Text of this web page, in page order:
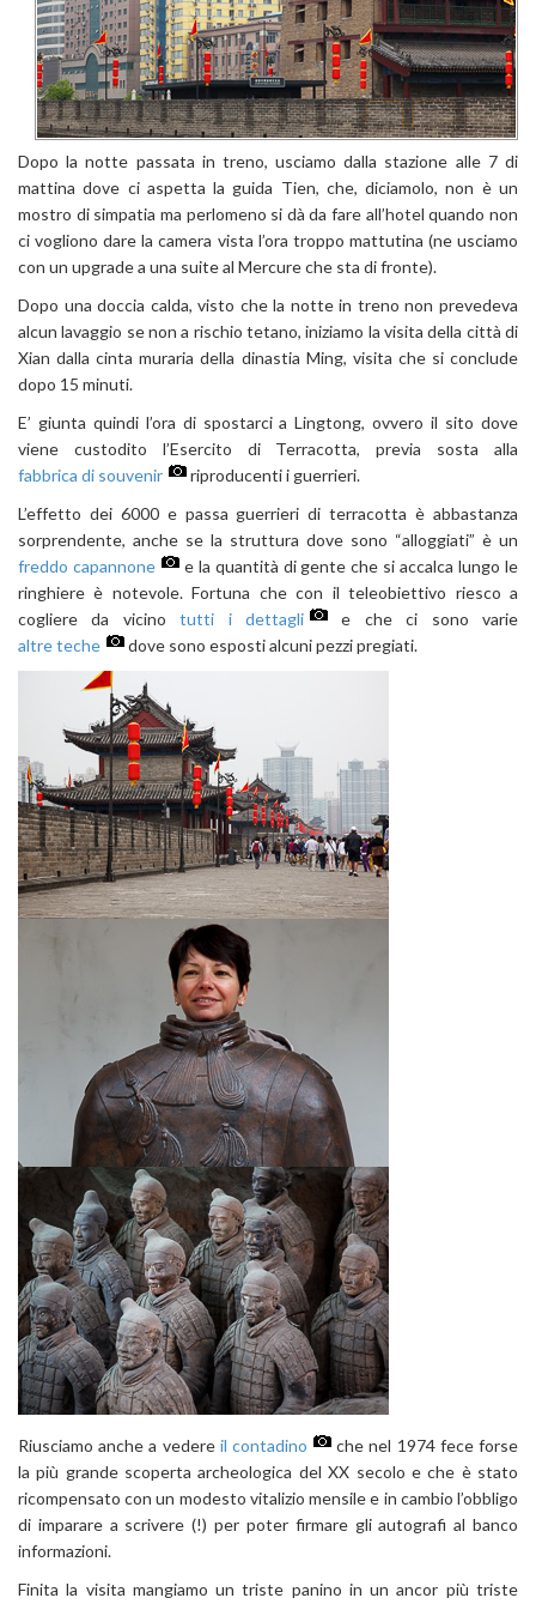
Dopo la notte passata in treno, usciamo dalla stazione alle 7 di
mattina dove ci aspetta la guida Tien, che, diciamolo, non è un
mostro di simpatia ma perlomeno si dà da fare all’hotel quando non
ci vogliono dare la camera vista l’ora troppo mattutina (ne usciamo
con un upgrade a una suite al Mercure che sta di fronte).
Dopo una doccia calda, visto che la notte in treno non prevedeva
alcun lavaggio se non a rischio tetano, iniziamo la visita della città di
Xian dalla cinta muraria della dinastia Ming, visita che si conclude
dopo 15 minuti.
E’ giunta quindi l’ora di spostarci a Lingtong, ovvero il sito dove
viene custodito l’Esercito di Terracotta, previa sosta alla
fabbrica di souvenir
riproducenti i guerrieri.
L’effetto dei 6000 e passa guerrieri di terracotta è abbastanza
sorprendente, anche se la struttura dove sono “alloggiati” è un
freddo capannone
e la quantità di gente che si accalca lungo le
ringhiere è notevole. Fortuna che con il teleobiettivo riesco a
cogliere da vicinotutti i dettagli
e che ci sono varie
altre teche
dove sono esposti alcuni pezzi pregiati.
Riusciamo anche a vedere il contadino
che nel 1974 fece forse
la più grande scoperta archeologica del XX secolo e che è stato
ricompensato con un modesto vitalizio mensile e in cambio l’obbligo
di imparare a scrivere (!) per poter firmare gli autografi al banco
informazioni.
Finita la visita mangiamo un triste panino in un ancor più triste